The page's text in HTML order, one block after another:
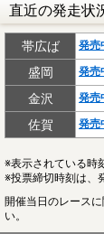
直近の発走状
帯広ば 発売
盛岡 発売
金沢 発売
佐賀 発売
※表示されている時
※投票締切時刻は、
開催当日のレース
い。